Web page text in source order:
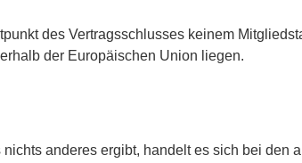
des Vertragsschlusses keinem
der Europäischen Union liegen.
anderes ergibt, handelt es sich bei